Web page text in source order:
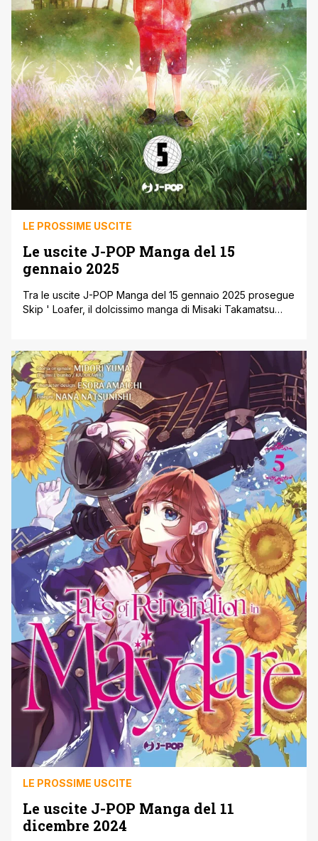
LE PROSSIME USCITE
Le uscite J-POP Manga del 15
gennaio 2025
Tra le uscite J-POP Manga del 15 gennaio 2025 prosegue
Skip ' Loafer, il dolcissimo manga di Misaki Takamatsu
romantica e slice of life, segue Mitsuki Iwakura, una
giovane proveniente da un piccolo paese che si
trasferisce [']
LE PROSSIME USCITE
Le uscite J-POP Manga del 11
dicembre 2024